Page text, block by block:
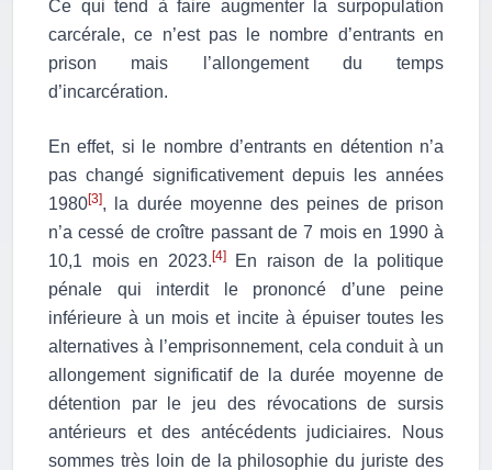
Ce qui tend à faire augmenter la surpopulation
carcérale, ce n’est pas le nombre d’entrants en
prison mais l’allongement du temps
d’incarcération.
En effet, si le nombre d’entrants en détention n’a
pas changé significativement depuis les années
1980[3], la durée moyenne des peines de prison
n’a cessé de croître passant de 7 mois en 1990 à
10,1 mois en 2023. [4]En raison de la politique
pénale qui interdit le prononcé d’une peine
inférieure à un mois et incite à épuiser toutes les
alternatives à l’emprisonnement, cela conduit à un
allongement significatif de la durée moyenne de
détention par le jeu des révocations de sursis
antérieurs et des antécédents judiciaires. Nous
sommes très loin de la philosophie du juriste des